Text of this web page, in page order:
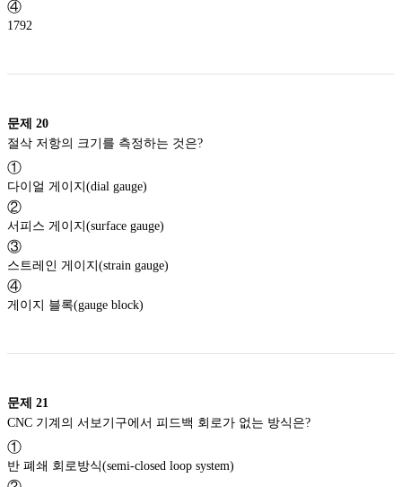
④
1792
문제 20
①
다이얼 게이지(dial gauge)
②
서피스 게이지(surface gauge)
③
스트레인 게이지(strain gauge)
④
게이지 블록(gauge block)
문제 21
①
반 폐쇄 회로방식(semi-closed loop system)